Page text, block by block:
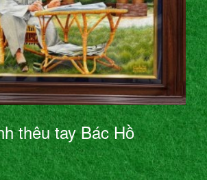
thêu tay Bác Hồ